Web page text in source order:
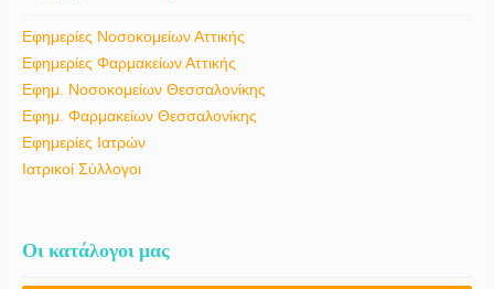
Εφημερίες Νοσοκομείων Αττικής
Εφημερίες Φαρμακείων Αττικής
Εφημ. Νοσοκομείων Θεσσαλονίκης
Εφημ. Φαρμακείων Θεσσαλονίκης
Εφημερίες Ιατρών
Ιατρικοί Σύλλογοι
Οι κατάλογοι μας